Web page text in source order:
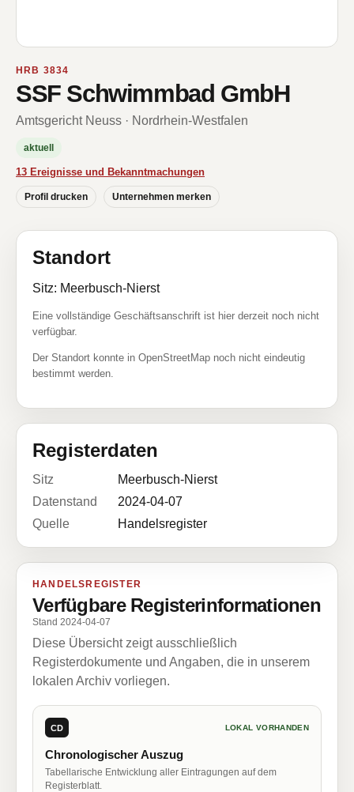
HRB 3834
SSF Schwimmbad GmbH
Amtsgericht Neuss · Nordrhein-Westfalen
aktuell
13 Ereignisse und Bekanntmachungen
Profil drucken Unternehmen merken
Standort
Sitz: Meerbusch-Nierst
Eine vollständige Geschäftsanschrift ist hier derzeit noch nicht
verfügbar.
Der Standort konnte in OpenStreetMap noch nicht eindeutig
bestimmt werden.
Registerdaten
Sitz
Meerbusch-Nierst
Datenstand
2024-04-07
Quelle
Handelsregister
HANDELSREGISTER
Verfügbare Registerinformationen
Stand 2024-04-07
Diese Übersicht zeigt ausschließlich
Registerdokumente und Angaben, die in unserem
lokalen Archiv vorliegen.
CD LOKAL VORHANDEN
Chronologischer Auszug
Tabellarische Entwicklung aller Eintragungen auf dem
Registerblatt.